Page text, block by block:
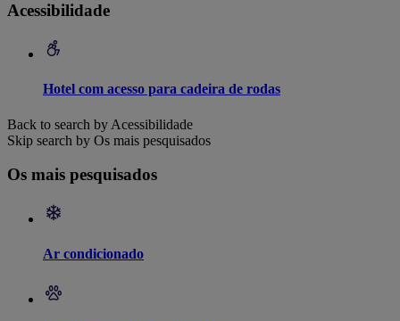
Acessibilidade
Hotel com acesso para cadeira de rodas
Back to search by Acessibilidade
Skip search by Os mais pesquisados
Os mais pesquisados
Ar condicionado